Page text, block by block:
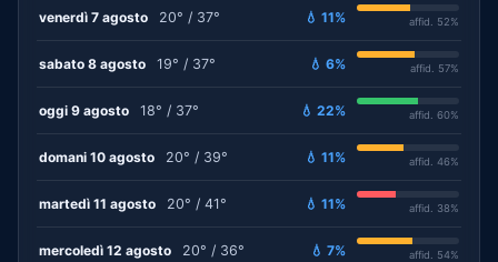
venerdì 7 agosto 20° / 37° 💧 11% affid. 52%
sabato 8 agosto 19° / 37° 💧 6% affid. 57%
oggi 9 agosto 18° / 37° 💧 22% affid. 60%
domani 10 agosto 20° / 39° 💧 11% affid. 46%
martedì 11 agosto 20° / 41° 💧 11% affid. 38%
mercoledì 12 agosto 20° / 36° 💧 7% affid. 54%